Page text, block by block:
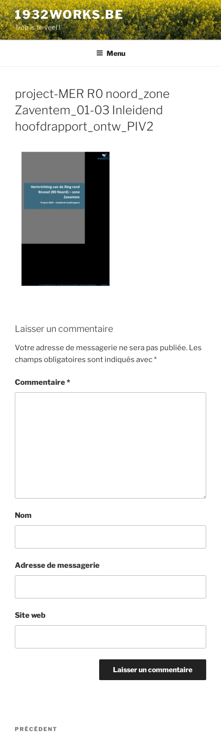
Aller
au
contenu
principal
1932WORKS.BE
Trop is te veel !
Menu
project-MER R0 noord_zone
Zaventem_01-03 Inleidend
hoofdrapport_ontw_PIV2
Laisser un commentaire
Votre adresse de messagerie ne sera pas publiée. Les
champs obligatoires sont indiqués avec*
Commentaire*
Nom
Adresse de messagerie
Site web
Navigation
Article
PRÉCÉDENT